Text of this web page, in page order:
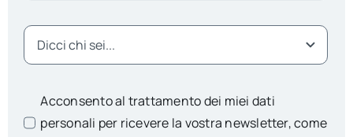
Acconsento al trattamento dei miei dati
personali per ricevere la vostra newsletter, come